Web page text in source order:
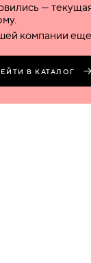
—
компании
В КАТАЛОГ